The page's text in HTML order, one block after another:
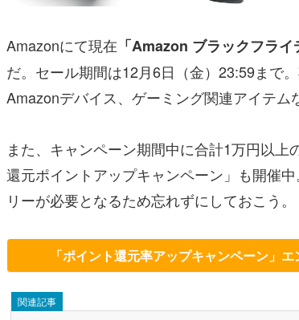
Amazonにて現在 「Amazon ブラックフライ
だ。セール期間は12月6日（金）23:59まで
Amazonデバイス、ゲーミング関連アイテム
また、キャンペーン期間中に合計1万円以上
還元ポイントアップキャンペーン」も開催
リーが必要となるため忘れずにしておこう。
「ポイント還元率アップキャンペーン」
関連記事